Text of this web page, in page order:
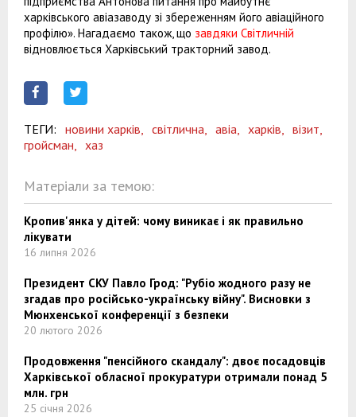
харківського авіазаводу зі збереженням його авіаційного
профілю». Нагадаємо також, що завдяки Світличній
відновлюється Харківський тракторний завод.
ТЕГИ: новини харків, світлична, авіа, харків,
візит,
гройсман,
хаз
Матеріали за темою:
Кропив'янка у дітей: чому виникає і як правильно
лікувати
16 липня 2026
Президент СКУ Павло Грод: "Рубіо жодного разу не
згадав про російсько-українську війну". Висновки з
Мюнхенської конференції з безпеки
20 лютого 2026
Продовження "пенсійного скандалу": двоє посадовців
Харківської обласної прокуратури отримали понад 5
млн. грн
25 січня 2026